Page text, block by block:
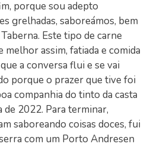
porque sou adepto
grelhadas, saboreámos, bem
Este tipo de carne
melhor assim, fatiada e comida
a conversa flui e se vai
porque o prazer que tive foi
companhia do tinto da casta
2022. Para terminar,
saboreando coisas doces, fui
com um Porto Andresen